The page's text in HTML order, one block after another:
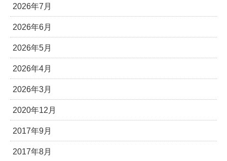
2026年7月
2026年6月
2026年5月
2026年4月
2026年3月
2020年12月
2017年9月
2017年8月